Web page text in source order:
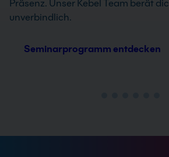
Präsenz. Unser Kebel Team berät
unverbindlich.
Seminarprogramm entdecken